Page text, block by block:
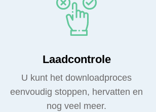
Laadcontrole
U kunt het downloadproces
eenvoudig stoppen, hervatten en
nog veel meer.